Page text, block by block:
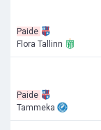
Paide
Flora Tallinn
Paide
Tammeka